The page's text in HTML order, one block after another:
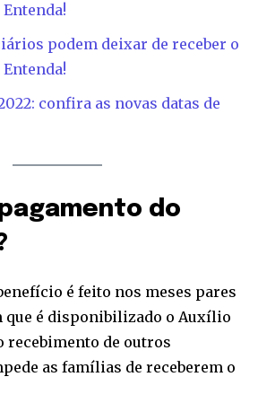
podem deixar de receber o
confira as novas datas de
do
é feito nos meses pares
que é disponibilizado o Auxílio
recebimento de outros
as famílias de receberem o